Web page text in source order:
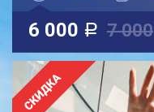
6 000 a 7 000